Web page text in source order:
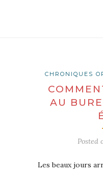
CHRONIQUES
AU
Posted
Les beaux jours